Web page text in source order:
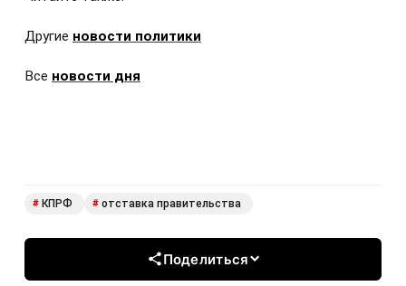
Другие новости политики
Все новости дня
# КПРФ # отставка правительства
Поделиться